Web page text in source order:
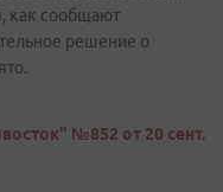
как сообщают
решение о
№852 от 20 сент.